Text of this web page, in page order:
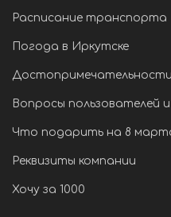
Расписание транспорта
Погода в Иркутске
Вопросы
Что подарить на 8
Реквизиты компании
Хочу за 1000